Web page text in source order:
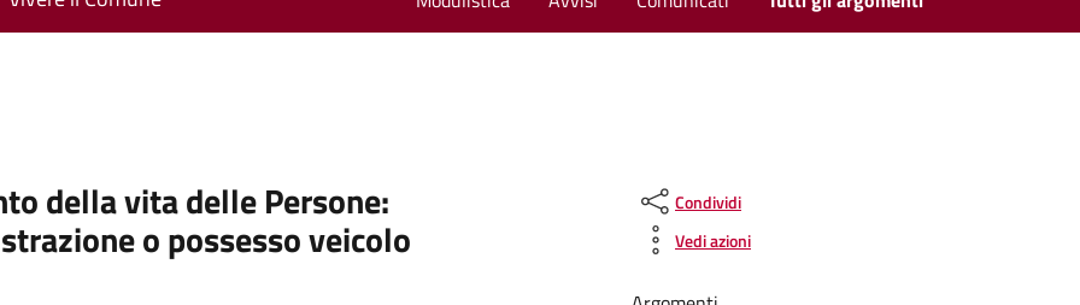
della vita delle Persone:
o possesso veicolo
Condividi
Vedi azioni